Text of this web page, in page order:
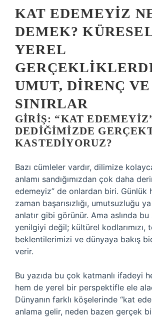
KAT EDEMEYIZ
DEMEK?
YEREL
UMUT, DIRENÇ VE
SINIRLAR
GIRIŞ: “KAT
DEDIĞIMIZDE
KASTEDIYORUZ?
Bazı cümleler vardır, dilimize
anlamı sandığımızdan çok daha
edemeyiz” de onlardan biri. Günlük
zaman başarısızlığı, umutsuzluğu
anlatır gibi görünür. Ama aslında
yenilgiyi değil; kültürel kodlarımızı,
beklentilerimizi ve dünyaya bakış
verir.
Bu yazıda bu çok katmanlı ifadeyi
hem de yerel bir perspektifle ele
Dünyanın farklı köşelerinde “kat
anlama gelir, neden bazen gerçek